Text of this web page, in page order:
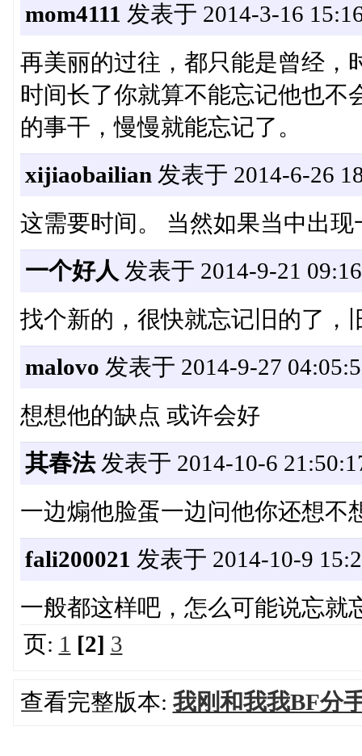
mom4111 发表于 2014-3-16
再美丽的过往，都只能是曾经，
时间长了你就算不能忘记他也不
的事干，慢慢就能忘记了。
xijiaobailian 发表于 2014-6-26
这需要时间。 当然如果当中出
一个好人 发表于 2014-9-21
找个新的，很快就忘记旧的了，
malovo 发表于 2014-9-27
想想他的缺点 或许会好
其春法发表于 2014-10-6
一边煽他脸蛋一边问他你还想不
fali200021 发表于 2014-10-9
一般都这样吧，怎么可能说忘就
页: 1 [2] 3
查看完整版本: 我刚和我我BF分